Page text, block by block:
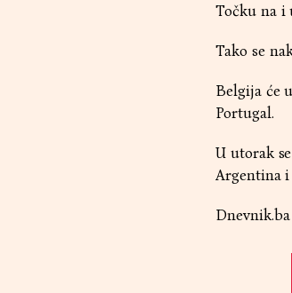
Točku na i
Tako se
Belgija će
Portugal.
U utorak
Argentina i
Dnevnik.ba